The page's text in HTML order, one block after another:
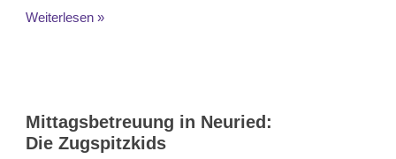
Weiterlesen »
Mittagsbetreuung in Neuried:
Die Zugspitzkids
Neuried:
Die